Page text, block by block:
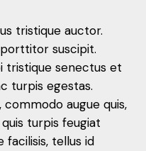
tristique auctor.
suscipit.
tristique senectus et
turpis egestas.
augue quis,
turpis feugiat
tellus id